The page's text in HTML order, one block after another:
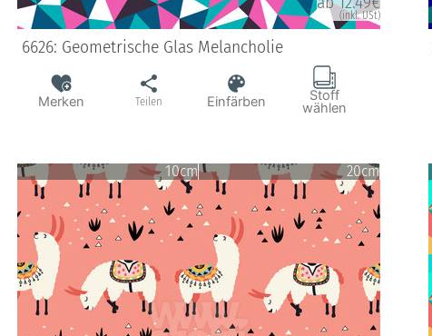
(inkl. USt)
6626: Geometrische Glas Melancholie
Merken Teilen Einfärben Stoff
wählen
10cm 20cm